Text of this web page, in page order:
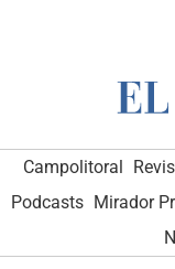
Campolitoral
Podcasts Mirador